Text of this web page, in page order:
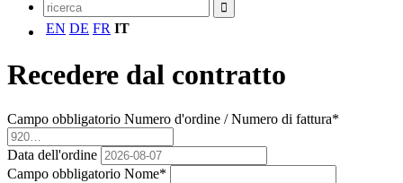
EN DE FR IT
Recedere dal contratto
Campo obbligatorio Numero d'ordine / Numero di fattura*
Data dell'ordine
Campo obbligatorio Nome*